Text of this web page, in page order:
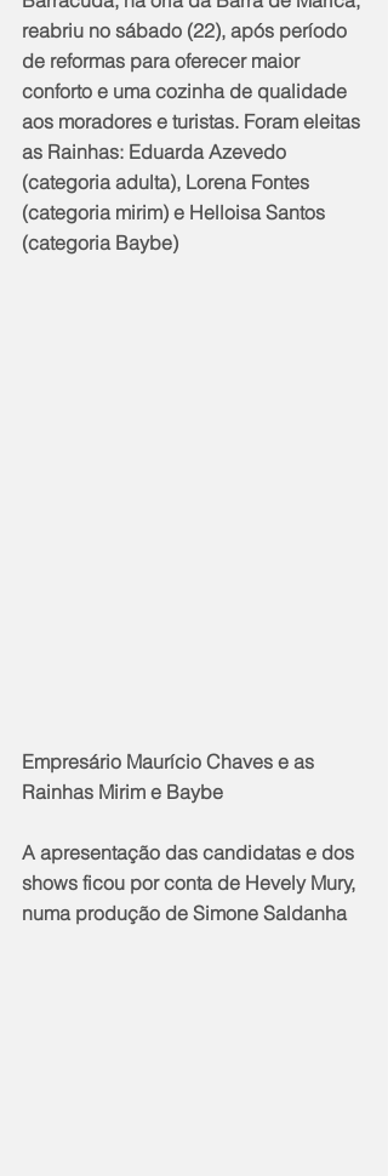
reabriu no sábado (22), após período
de reformas para oferecer maior
conforto e uma cozinha de qualidade
aos moradores e turistas. Foram eleitas
as Rainhas: Eduarda Azevedo
(categoria adulta), Lorena Fontes
(categoria mirim) e Helloisa Santos
(categoria Baybe)
Empresário Maurício Chaves e as
Rainhas Mirim e Baybe
A apresentação das candidatas e dos
shows ficou por conta de Hevely Mury,
numa produção de Simone Saldanha